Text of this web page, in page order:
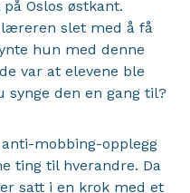
Oslos østkant.
læreren slet med å få
hun med denne
var at elevene ble
synge den en gang til?
mobbing-opplegg
ting til hverandre. Da
satt i en krok med et